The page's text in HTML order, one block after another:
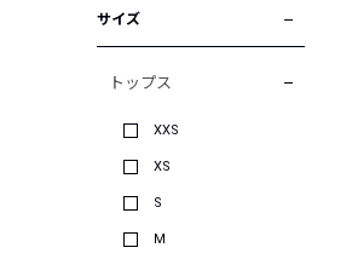
サイズ
トップス
XXS
XS
S
M